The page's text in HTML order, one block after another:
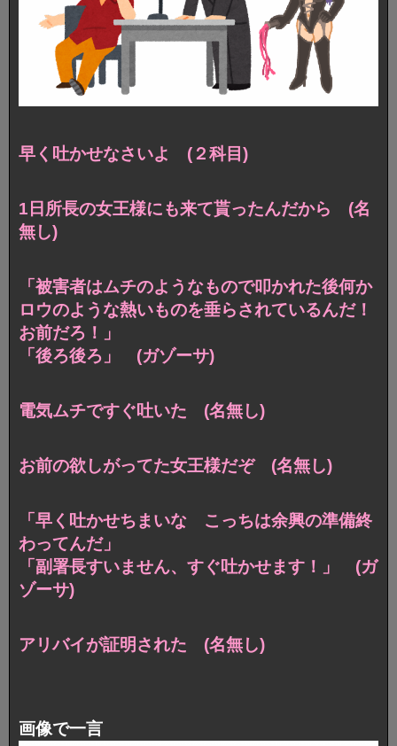
早く吐かせなさいよ (２科目)
1日所長の女王様にも来て貰ったんだから (名
無し)
「被害者はムチのようなもので叩かれた後何か
ロウのような熱いものを垂らされているんだ！
お前だろ！」
「後ろ後ろ」 (ガゾーサ)
電気ムチですぐ吐いた (名無し)
お前の欲しがってた女王様だぞ (名無し)
「早く吐かせちまいな こっちは余興の準備終
わってんだ」
「副署長すいません、すぐ吐かせます！」 (ガ
ゾーサ)
アリバイが証明された (名無し)
画像で一言